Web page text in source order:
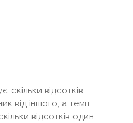
скільки відсотків
від іншого, а темп
відсотків один